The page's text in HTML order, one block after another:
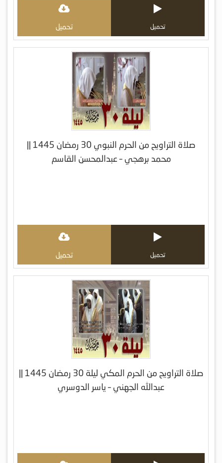
تحميل تحميل
صلاة التراويح من الحرم النبوي 30 رمضان 1445 ||
محمد برهجي – عبدالمحسن القاسم
تحميل تحميل
صلاة التراويح من الحرم المكي ليلة 30 رمضان 1445 ||
عبدالله الجهني – ياسر الدوسري